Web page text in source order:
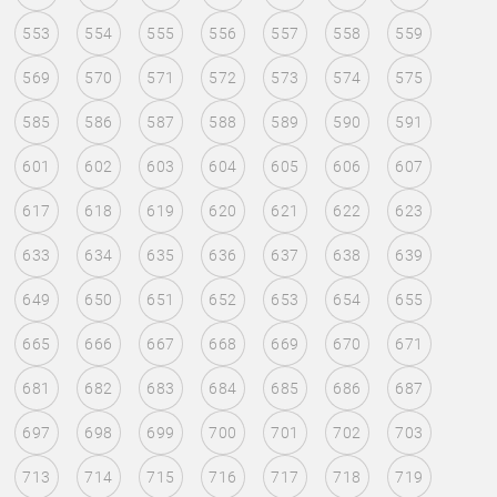
553 554 555 556 557 558 559
569 570 571 572 573 574 575
585 586 587 588 589 590 591
601 602 603 604 605 606 607
617 618 619 620 621 622 623
633 634 635 636 637 638 639
649 650 651 652 653 654 655
665 666 667 668 669 670 671
681 682 683 684 685 686 687
697 698 699 700 701 702 703
713 714 715 716 717 718 719